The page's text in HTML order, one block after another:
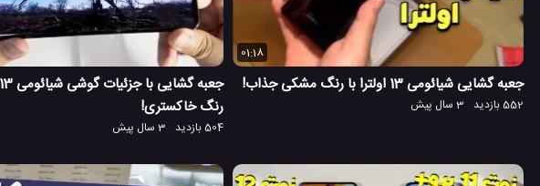
01:18
جعبه گشایی شیائومی 13 اولترا با رنگ مشکی جذاب!
552 بازدید 3 سال پیش
رنگ خاکستری!
504 بازدید 3 سال پیش